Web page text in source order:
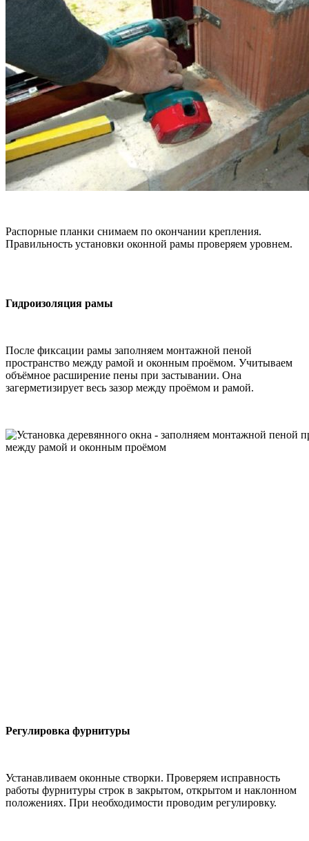
Распорные планки снимаем по окончании крепления.
Правильность установки оконной рамы проверяем уровнем.
Гидроизоляция рамы
После фиксации рамы заполняем монтажной пеной
пространство между рамой и оконным проёмом. Учитываем
объёмное расширение пены при застывании. Она
загерметизирует весь зазор между проёмом и рамой.
Регулировка фурнитуры
Устанавливаем оконные створки. Проверяем исправность
работы фурнитуры строк в закрытом, открытом и наклонном
положениях. При необходимости проводим регулировку.